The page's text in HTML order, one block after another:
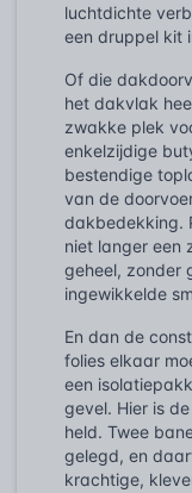
luchtdichte
een druppel kit
Of die
het dakvlak
zwakke plek
enkelzijdige
bestendige
van de
dakbedekking.
niet langer een
geheel, zonder
ingewikkelde
En dan de
folies elkaar
een
gevel. Hier is
held. Twee
gelegd, en
krachtige,